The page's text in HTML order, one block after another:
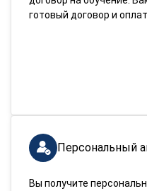
готовый договор и
Персональный
Вы получите